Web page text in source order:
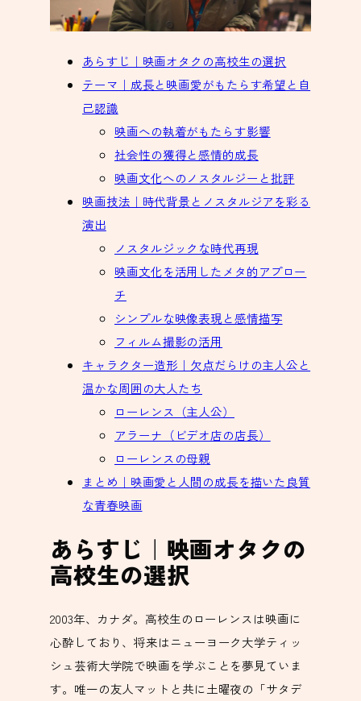
あらすじ｜映画オタクの高校生の選択
テーマ｜成長と映画愛がもたらす希望と自
己認識
映画への執着がもたらす影響
社会性の獲得と感情的成長
映画文化へのノスタルジーと批評
映画技法｜時代背景とノスタルジアを彩る
演出
ノスタルジックな時代再現
映画文化を活用したメタ的アプロー
チ
シンプルな映像表現と感情描写
フィルム撮影の活用
キャラクター造形｜欠点だらけの主人公と
温かな周囲の大人たち
ローレンス（主人公）
アラーナ（ビデオ店の店長）
ローレンスの母親
まとめ｜映画愛と人間の成長を描いた良質
な青春映画
あらすじ｜映画オタクの
高校生の選択
2003年、カナダ。高校生のローレンスは映画に
心酔しており、将来はニューヨーク大学ティッ
シュ芸術大学院で映画を学ぶことを夢見ていま
す。唯一の友人マットと共に土曜夜の「サタデ